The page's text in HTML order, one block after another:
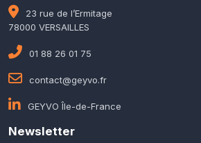
23 rue de l’Ermitage
78000 VERSAILLES
01 88 26 01 75
contact@geyvo.fr
GEYVO Île-de-France
Newsletter